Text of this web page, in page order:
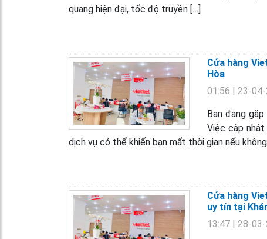
quang hiện đại, tốc độ truyền […]
Cửa hàng
Hòa
01:56 | 23-
Bạn đang
Việc cập
dịch vụ có thể khiến bạn mất thời gian nếu
Cửa hàng
uy tín tại
13:47 | 28-